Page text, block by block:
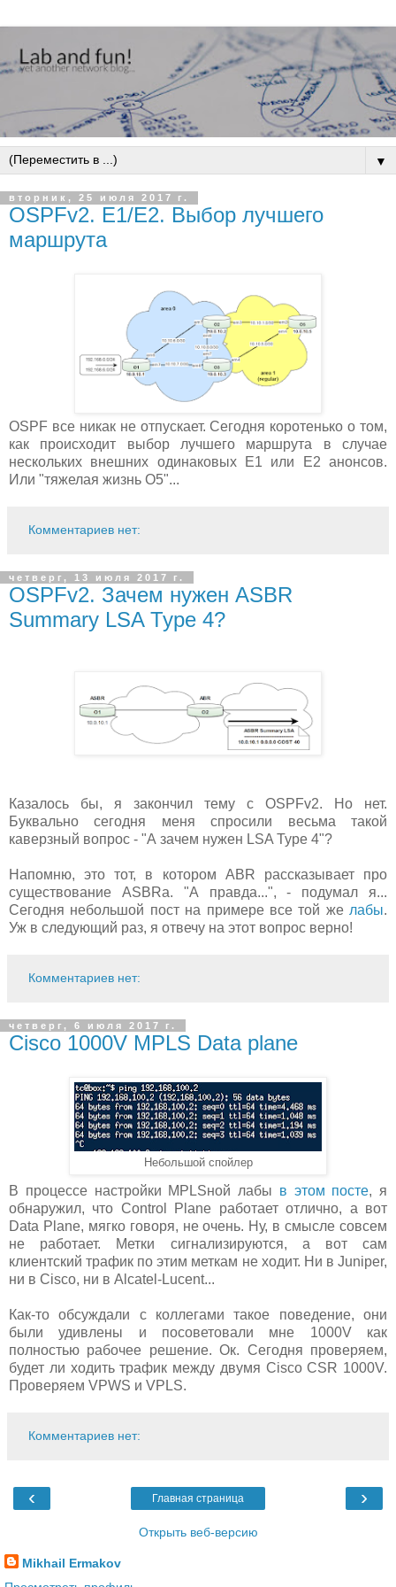
▼
вторник, 25 июля 2017 г.
OSPFv2. E1/E2. Выбор лучшего
маршрута
OSPF все никак не отпускает. Сегодня коротенько о том,
как происходит выбор лучшего маршрута в случае
нескольких внешних одинаковых E1 или E2 анонсов.
Или "тяжелая жизнь О5"...
Комментариев нет:
четверг, 13 июля 2017 г.
OSPFv2. Зачем нужен ASBR
Summary LSA Type 4?
Казалось бы, я закончил тему с OSPFv2. Но нет.
Буквально сегодня меня спросили весьма такой
каверзный вопрос - "А зачем нужен LSA Type 4"?
Напомню, это тот, в котором ABR рассказывает про
существование ASBRa. "А правда...", - подумал я...
Сегодня небольшой пост на примере все той же лабы.
Уж в следующий раз, я отвечу на этот вопрос верно!
Комментариев нет:
четверг, 6 июля 2017 г.
Cisco 1000V MPLS Data plane
Небольшой спойлер
В процессе настройки MPLSной лабы в этом посте, я
обнаружил, что Control Plane работает отлично, а вот
Data Plane, мягко говоря, не очень. Ну, в смысле совсем
не работает. Метки сигнализируются, а вот сам
клиентский трафик по этим меткам не ходит. Ни в Juniper,
ни в Cisco, ни в Alcatel-Lucent...
Как-то обсуждали с коллегами такое поведение, они
были удивлены и посоветовали мне 1000V как
полностью рабочее решение. Ок. Сегодня проверяем,
будет ли ходить трафик между двумя Cisco CSR 1000V.
Проверяем VPWS и VPLS.
Комментариев нет:
‹ ›
Главная страница
Открыть веб-версию
Mikhail Ermakov